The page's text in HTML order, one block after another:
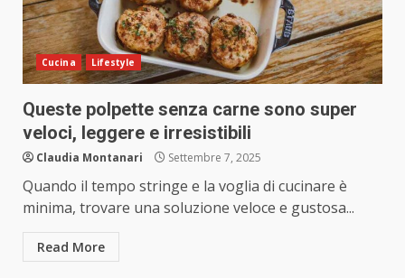
Cucina Lifestyle
Queste polpette senza carne sono super
veloci, leggere e irresistibili
Claudia Montanari Settembre 7, 2025
Quando il tempo stringe e la voglia di cucinare è
minima, trovare una soluzione veloce e gustosa...
Read More